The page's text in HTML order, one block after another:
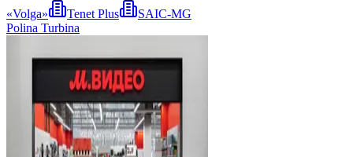
«Volga»
Tenet Plus
SAIC-MG
Polina Turbina